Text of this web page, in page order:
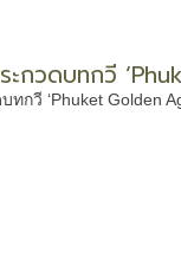
กวดบทกวี
กวี ‘Phuket Golden